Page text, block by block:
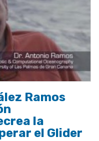
Ramos
la
el Glider